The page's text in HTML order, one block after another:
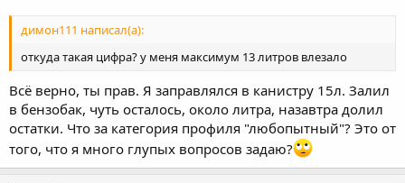
димон111 написал(а):
откуда такая цифра? у меня максимум 13 литров влезало
Всё верно, ты прав. Я заправлялся в канистру 15л. Залил
в бензобак, чуть осталось, около литра, назавтра долил
остатки. Что за категория профиля "любопытный"? Это от
того, что я много глупых вопросов задаю?